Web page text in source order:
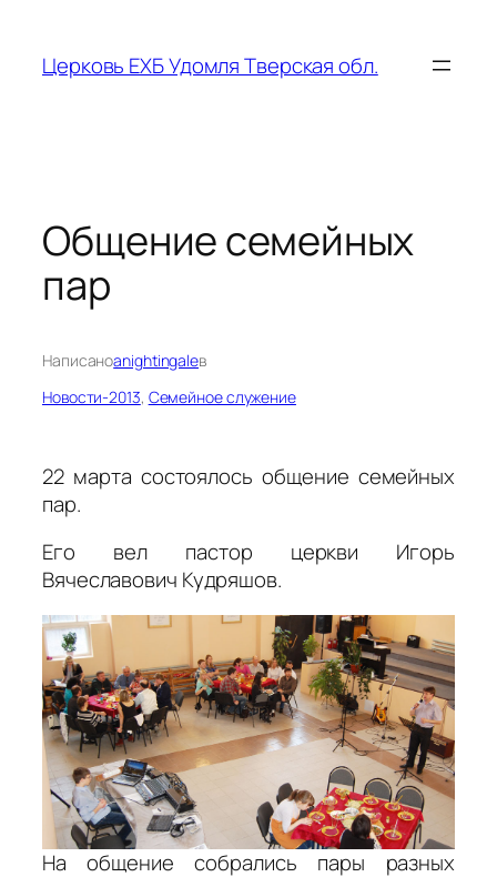
содержимому
Церковь ЕХБ Удомля Тверская обл.
Общение семейных
пар
Написаноanightingaleв
Новости-2013, Семейное служение
22 марта состоялось общение семейных
пар.
Его вел пастор церкви Игорь
Вячеславович Кудряшов.
На общение собрались пары разных